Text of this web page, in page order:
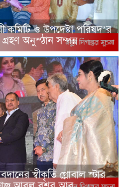
কমিটি ও উপদেষ্টা পরিষদ’র
অনুস্ঠান সম্পন্ন
স্বীকৃতি গ্লোবাল স্টার